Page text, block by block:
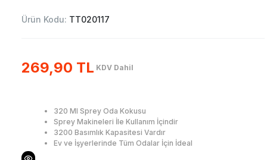
Ürün Kodu: TT020117
269,90 TL KDV Dahil
320 Ml Sprey Oda Kokusu
Sprey Makineleri İle Kullanım İçindir
3200 Basımlık Kapasitesi Vardır
Ev ve İşyerlerinde Tüm Odalar İçin İdeal